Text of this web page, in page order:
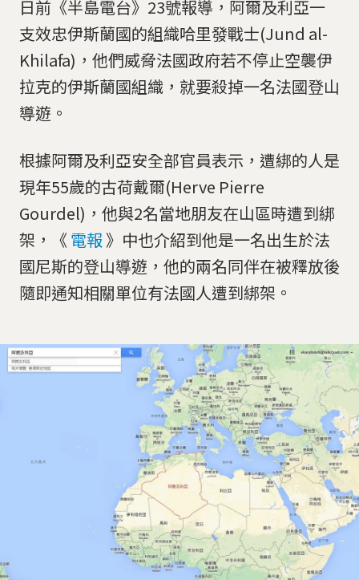
日前《半島電台》23號報導，阿爾及利亞一
支效忠伊斯蘭國的組織哈里發戰士(Jund al-
Khilafa)，他們威脅法國政府若不停止空襲伊
拉克的伊斯蘭國組織，就要殺掉一名法國登山
導遊。
根據阿爾及利亞安全部官員表示，遭綁的人是
現年55歲的古荷戴爾(Herve Pierre
Gourdel)，他與2名當地朋友在山區時遭到綁
架，《 電報 》中也介紹到他是一名出生於法
國尼斯的登山導遊，他的兩名同伴在被釋放後
隨即通知相關單位有法國人遭到綁架。